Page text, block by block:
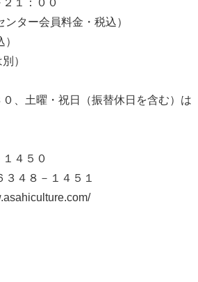
会員料金・税込）
）
曜・祝日（振替休日を含む）は
。
４５０
１４５１